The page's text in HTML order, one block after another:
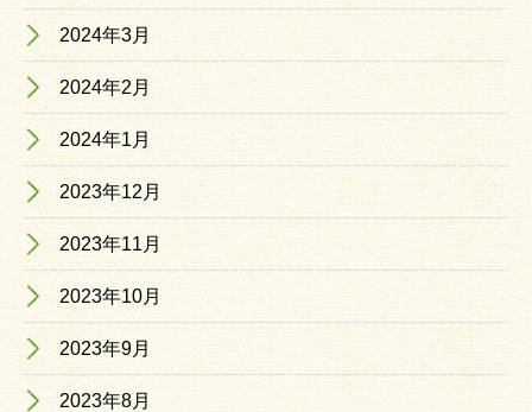
2024年3月
2024年2月
2024年1月
2023年12月
2023年11月
2023年10月
2023年9月
2023年8月